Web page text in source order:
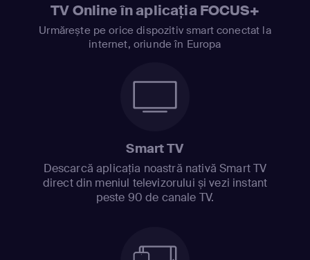
TV Online în aplicația FOCUS+
Urmărește pe orice dispozitiv smart conectat la
internet, oriunde în Europa
Smart TV
Descarcă aplicația noastră nativă Smart TV
direct din meniul televizorului și vezi instant
peste 90 de canale TV.